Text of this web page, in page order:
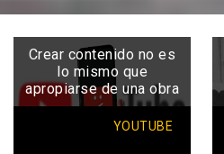
Crear contenido no es
lo mismo que
apropiarse de una obra
YOUTUBE